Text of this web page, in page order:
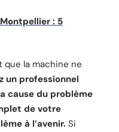
: 5
la machine ne
un professionnel
cause du problème
de votre
à l’avenir. Si